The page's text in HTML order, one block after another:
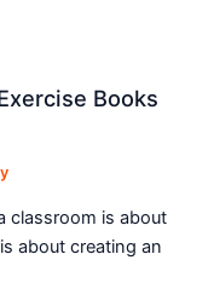
Books
classroom is about
about creating an